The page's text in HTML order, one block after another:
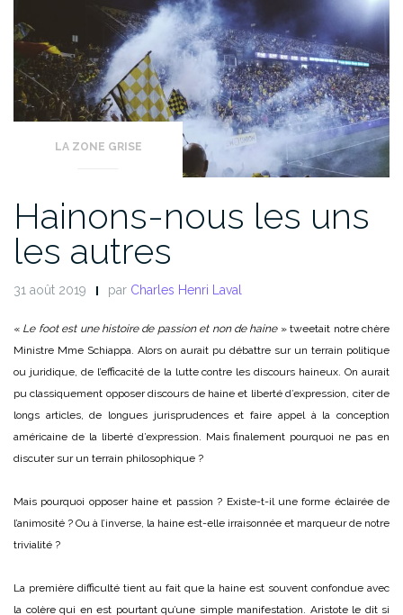
LA ZONE GRISE
Hainons-nous les uns
les autres
31 août 2019 par Charles Henri Laval
« Le foot est une histoire de passion et non de haine»tweetait notre chère
Ministre Mme Schiappa. Alors on aurait pu débattre sur un terrain politique
ou juridique, de l’efficacité de la lutte contre les discours haineux. On aurait
pu classiquement opposer discours de haine et liberté d’expression, citer de
longs articles, de longues jurisprudences et faire appel à la conception
américaine de la liberté d’expression. Mais finalement pourquoi ne pas en
discuter sur un terrain philosophique ?
Mais pourquoi opposer haine et passion ? Existe-t-il une forme éclairée de
l’animosité ? Ou à l’inverse, la haine est-elle irraisonnée et marqueur de notre
trivialité ?
La première difficulté tient au fait que la haine est souvent confondue avec
la colère qui en est pourtant qu’une simple manifestation. Aristote le dit si